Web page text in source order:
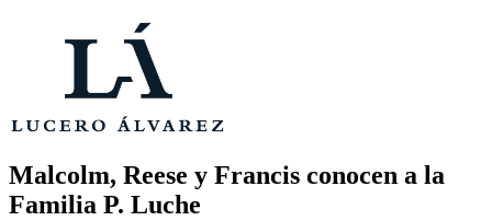
Malcolm, Reese y Francis conocen a la
Familia P. Luche